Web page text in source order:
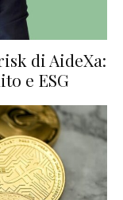
di AideXa:
e ESG